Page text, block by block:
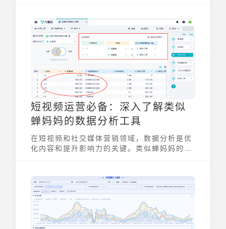
分析其公布的品牌成交额、用户增长等结构性
数据，我们依然可以洞察电商行业的最新趋势
和发展动向。
短视频运营必备：深入了解类似
蝉妈妈的数据分析工具
在短视频和社交媒体营销领域，数据分析是优
化内容和提升影响力的关键。类似蝉妈妈的数
势、分析竞争对手，并最终制定更有效的运营
策略。这类工具通过数据收集、分析和可视
化，帮助内容创作者和品牌主在激烈的市场竞
争中脱颖而出。